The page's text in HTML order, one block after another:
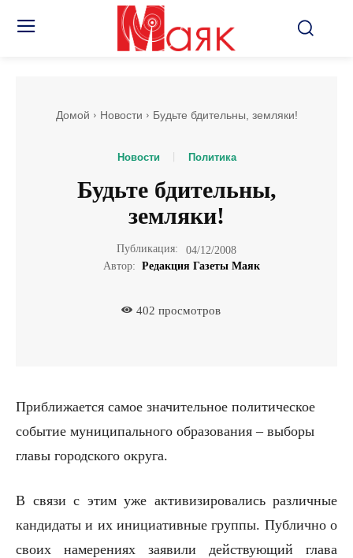
Домой Новости Будьте бдительны, земляки!
Новости Политика
Будьте бдительны,
земляки!
Публикация:
04/12/2008
Автор: Редакция Газеты Маяк
402 просмотров
Приближается самое значительное политическое
событие муниципального образования – выборы
главы городского округа.
В связи с этим уже активизировались различные
кандидаты и их инициативные группы. Публично о
своих намерениях заявили действующий глава